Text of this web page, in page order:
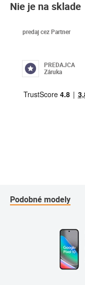
Nie je na sklade
predaj cez Partner
PREDAJCA
Záruka
Podobné modely